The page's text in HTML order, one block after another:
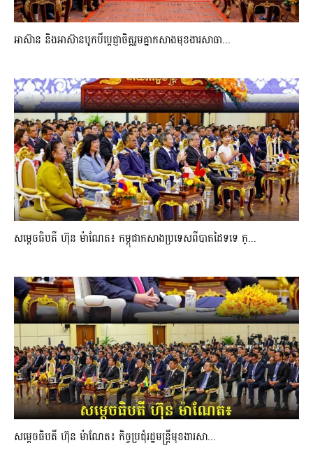
អាស៊ាន និងអាស៊ានបូកបីប្តេជ្ញាចិត្តរួមគ្នាកសាងមុខងារសាធា...
សម្ដេចធិបតី ហ៊ុន ម៉ាណែត៖ កម្ពុជាកសាងប្រទេសពីបាតដៃទទេ ក្...
សម្ដេចធិបតី ហ៊ុន ម៉ាណែត៖ កិច្ចប្រជុំរដ្ឋមន្ត្រីមុខងារសា...